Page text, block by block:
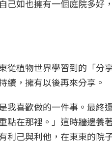
己如也擁有一個庭院多好
從植物世界學習到的「分
續，擁有以後再來分享。
我喜歡做的一件事。最終
在那裡。」這時牆邊養
己與利他，在東東的院